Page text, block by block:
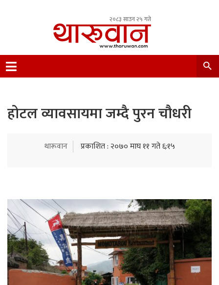
२०८३ साउन २५ गते
Nepal.
होटल व्यावसायमा जम्दै पुरन चौधरी
थारूवान प्रकाशित : २०७० माघ ११ गते ६:१५